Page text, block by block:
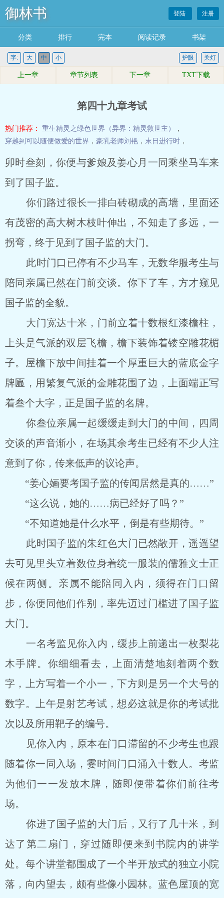
御林书 登陆 注册
分类 排行 完本 阅读记录 书架
字: 大 中 小 关灯
护眼
上一章 章节列表 下一章 TXT下载
第四十九章考试
热门推荐： 重生精灵之绿色世界（异界：精灵救世主）
，
穿越到可以随便做爱的世界 ， 豪乳老师刘艳 ， 末日进行时 ，
卯时叁刻，你便与爹娘及姜心月一同乘坐马车来
到了国子监。
你们路过很长一排白砖砌成的高墙，里面还
有茂密的高大树木枝叶伸出，不知走了多远，一
拐弯，终于见到了国子监的大门。
此时门口已停有不少马车，无数华服考生与
陪同亲属已然在门前交谈。你下了车，方才窥见
国子监的全貌。
大门宽达十米，门前立着十数根红漆檐柱，
上头是气派的双层飞檐，檐下装饰着镂空雕花楣
子。屋檐下放中间挂着一个厚重巨大的蓝底金字
牌匾，用繁复气派的金雕花围了边，上面端正写
着叁个大字，正是国子监的名牌。
你叁位亲属一起缓缓走到大门的中间，四周
交谈的声音渐小，在场其余考生已经有不少人注
意到了你，传来低声的议论声。
“姜心婳要考国子监的传闻居然是真的……”
“这么说，她的……病已经好了吗？”
“不知道她是什么水平，倒是有些期待。”
此时国子监的朱红色大门已然敞开，遥遥望
去可见里头立着数位身着统一服装的儒雅文士正
候在两侧。亲属不能陪同入内，须得在门口留
步，你便同他们作别，率先迈过门槛进了国子监
大门。
一名考监见你入内，缓步上前递出一枚梨花
木手牌。你细细看去，上面清楚地刻着两个数
字，上方写着一个小一，下方则是另一个大号的
数字。上午是射艺考试，想必这就是你的考试批
次以及所用靶子的编号。
见你入内，原本在门口滞留的不少考生也跟
随着你一同入场，霎时间门口涌入十数人。考监
为他们一一发放木牌，随即便带着你们前往考
场。
你进了国子监的大门后，又行了几十米，到
达了第二扇门，穿过随即便来到书院内的讲学
处。每个讲堂都围成了一个半开放式的独立小院
落，向内望去，颇有些像小园林。蓝色屋顶的宽